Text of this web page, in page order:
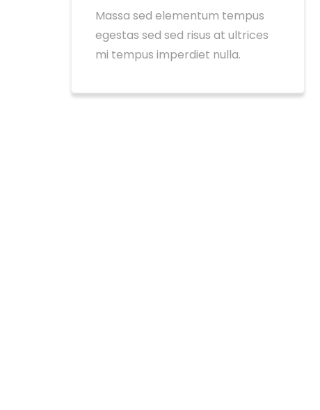
Massa sed elementum tempus
egestas sed sed risus at ultrices
mi tempus imperdiet nulla.